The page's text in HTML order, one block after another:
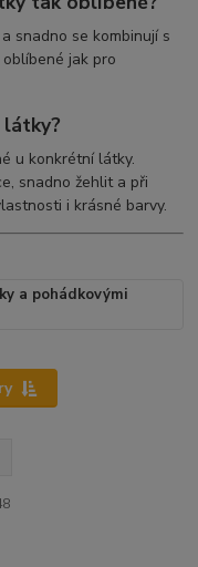
snadno se kombinují s
jak pro
látky?
u konkrétní látky.
snadno žehlit a při
i krásné barvy.
a pohádkovými